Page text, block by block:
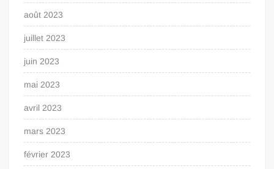
août 2023
juillet 2023
juin 2023
mai 2023
avril 2023
mars 2023
février 2023